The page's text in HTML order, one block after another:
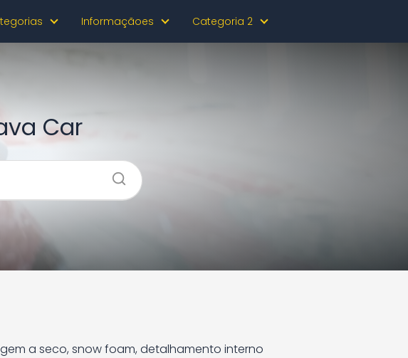
Informaçãoes Categoria 2
Car
a seco, snow foam, detalhamento interno